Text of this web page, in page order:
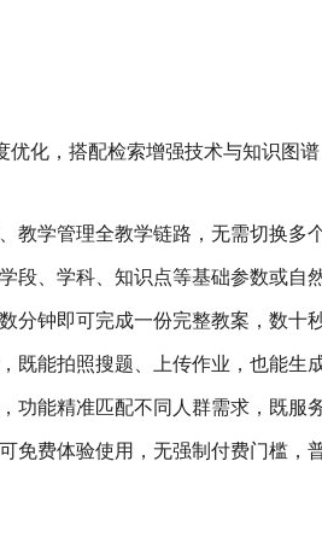
优化，搭配检索增强技术与知识图
教学管理全教学链路，无需切换多
段、学科、知识点等基础参数或自
分钟即可完成一份完整教案，数
既能拍照搜题、上传作业，也能生
功能精准匹配不同人群需求，既服
免费体验使用，无强制付费门槛，